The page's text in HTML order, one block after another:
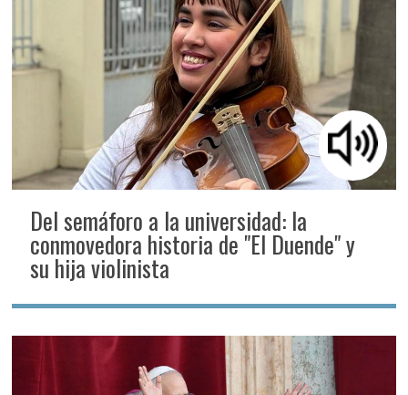
Del semáforo a la universidad: la
conmovedora historia de "El Duende" y
su hija violinista